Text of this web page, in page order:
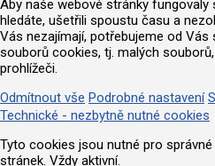
Aby naše webové stránky fungovaly
hledáte, ušetřili spoustu času a
Vás nezajímají, potřebujeme od
souborů cookies, tj. malých
prohlížeči.
Odmítnout vše Podrobné nastavení
Technické - nezbytně nutné cookies
Tyto cookies jsou nutné pro
stránek. Vždy aktivní.